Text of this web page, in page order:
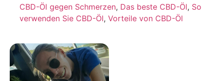
CBD-Öl gegen Schmerzen, Das beste CBD-Öl, So
verwenden Sie CBD-Öl, Vorteile von CBD-Öl